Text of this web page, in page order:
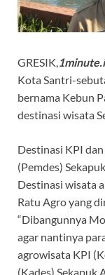
GRESIK,
Kota Santri-
bernama Kebun
destinasi wisata
Destinasi KPI
(Pemdes)
Destinasi wisata
Ratu Agro yang
“Dibangunnya
agar nantinya
agrowisata KPI
(Kades) Sekapuk